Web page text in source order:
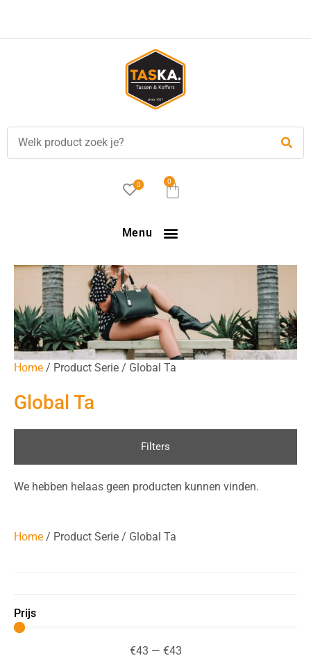
besteld, is vandaag verzonden!
0 0
Menu
Prijs
€43 — €43
Home / Product Serie / Global Ta
Global Ta
Filters
We hebben helaas geen producten kunnen vinden.
Home / Product Serie / Global Ta